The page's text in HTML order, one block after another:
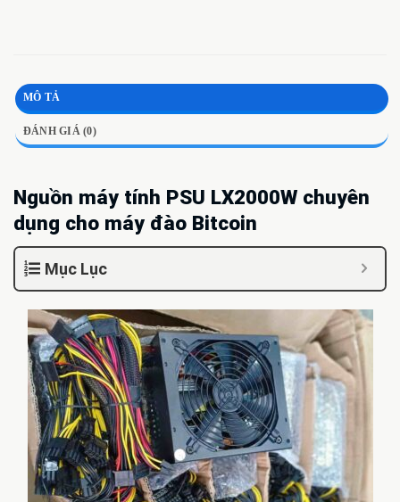
MÔ TẢ
ĐÁNH GIÁ (0)
Nguồn máy tính PSU LX2000W chuyên
dụng cho máy đào Bitcoin
Mục Lục